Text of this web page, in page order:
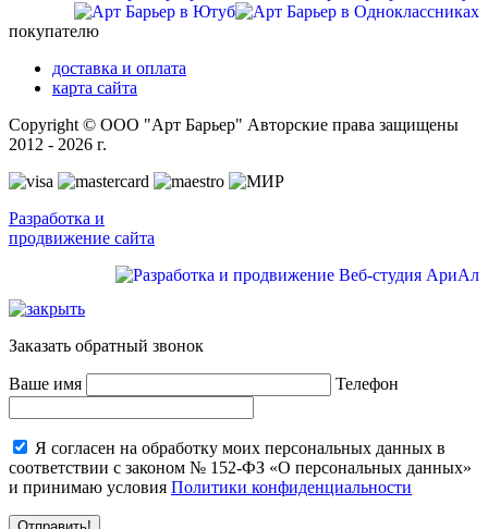
покупателю
доставка и оплата
карта сайта
Copyright © ООО "Арт Барьер" Авторские права защищены
2012 - 2026 г.
Разработка и
продвижение сайта
Заказать обратный звонок
Ваше имя Телефон
Я согласен на обработку моих персональных данных в
соответствии с законом № 152-ФЗ «О персональных данных»
и принимаю условия Политики конфиденциальности